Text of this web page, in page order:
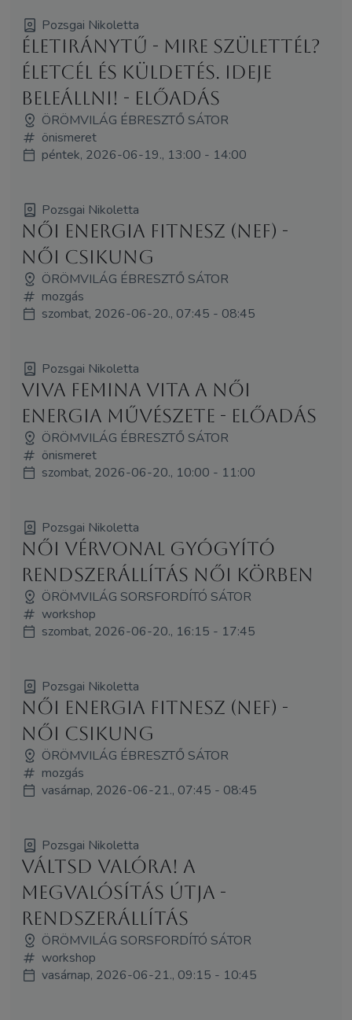
Pozsgai Nikoletta
ÉletIránytű - Mire születtél?
Életcél és küldetés. Ideje
beleállni! - előadás
ÖRÖMVILÁG ÉBRESZTŐ SÁTOR
önismeret
péntek, 2026-06-19., 13:00 - 14:00
Pozsgai Nikoletta
Női Energia Fitnesz (NEF) -
Női Csikung
ÖRÖMVILÁG ÉBRESZTŐ SÁTOR
mozgás
szombat, 2026-06-20., 07:45 - 08:45
Pozsgai Nikoletta
Viva Femina Vita A Női
Energia Művészete - előadás
ÖRÖMVILÁG ÉBRESZTŐ SÁTOR
önismeret
szombat, 2026-06-20., 10:00 - 11:00
Pozsgai Nikoletta
Női Vérvonal Gyógyító
Rendszerállítás Női Körben
ÖRÖMVILÁG SORSFORDÍTÓ SÁTOR
workshop
szombat, 2026-06-20., 16:15 - 17:45
Pozsgai Nikoletta
Női Energia Fitnesz (NEF) -
Női Csikung
ÖRÖMVILÁG ÉBRESZTŐ SÁTOR
mozgás
vasárnap, 2026-06-21., 07:45 - 08:45
Pozsgai Nikoletta
Váltsd Valóra! A
megvalósítás útja -
rendszerállítás
ÖRÖMVILÁG SORSFORDÍTÓ SÁTOR
workshop
vasárnap, 2026-06-21., 09:15 - 10:45